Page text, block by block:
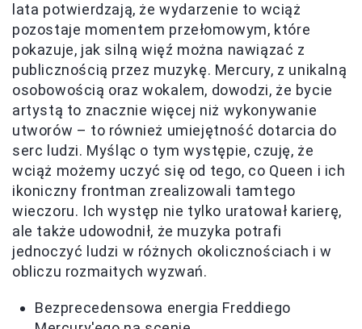
lata potwierdzają, że wydarzenie to wciąż
pozostaje momentem przełomowym, które
pokazuje, jak silną więź można nawiązać z
publicznością przez muzykę. Mercury, z unikalną
osobowością oraz wokalem, dowodzi, że bycie
artystą to znacznie więcej niż wykonywanie
utworów – to również umiejętność dotarcia do
serc ludzi. Myśląc o tym występie, czuję, że
wciąż możemy uczyć się od tego, co Queen i ich
ikoniczny frontman zrealizowali tamtego
wieczoru. Ich występ nie tylko uratował karierę,
ale także udowodnił, że muzyka potrafi
jednoczyć ludzi w różnych okolicznościach i w
obliczu rozmaitych wyzwań.
Bezprecedensowa energia Freddiego